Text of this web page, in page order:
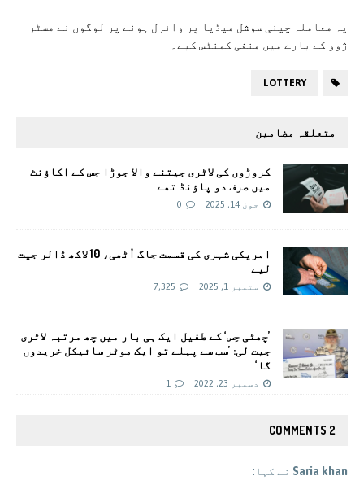
یہ معاملہ چینی سوشل میڈیا پر وائرل ہونے پر لوگوں نے مسٹر
ژوو کے بارے میں منفی کمنٹس کیے۔
LOTTERY
متعلقہ مضامین
کروڑوں کی لاٹری جیتنے والا جوڑا جس کے اکاؤنٹ
میں صرف دو پاؤنڈ تھے
جون 14, 2025 0
امریکی شہری کی قسمت جاگ اُٹھی، 10 لاکھ ڈالر جیت
لیے
ستمبر 1, 2025 7,325
’چھٹی حِس‘ کے طفیل ایک ہی بار میں چھ مرتبہ لاٹری
جیت لی: ’سب سے پہلے تو ایک موٹر سائیکل خریدوں
گا‘
دسمبر 23, 2022 1
2 COMMENTS
Saria khan نے کہا: